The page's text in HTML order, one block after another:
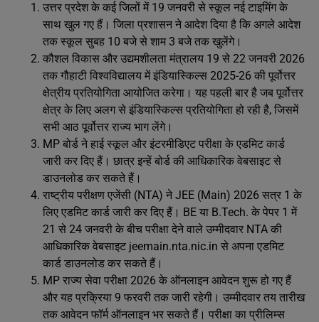
उत्तर प्रदेश के कई जिलों में 19 जनवरी से स्कूल नई टाइमिंग के
साथ खुल गए हैं। जिला प्रशासन ने आदेश दिया है कि अगले आदेश
तक स्कूल सुबह 10 बजे से शाम 3 बजे तक खुलेंगे।
कौशल विकास और उद्यमशीलता मंत्रालय 19 से 22 जनवरी 2026
तक गौहाटी विश्वविद्यालय में इंडियास्किल्स 2025-26 की पूर्वोत्तर
क्षेत्रीय प्रतियोगिता आयोजित करेगा। यह पहली बार है जब पूर्वोत्तर
क्षेत्र के लिए अलग से इंडियास्किल्स प्रतियोगिता हो रही है, जिसमें
सभी आठ पूर्वोत्तर राज्य भाग लेंगे।
MP बोर्ड ने हाई स्कूल और इंटरमीडिएट परीक्षा के एडमिट कार्ड
जारी कर दिए हैं। छात्र इन्हें बोर्ड की आधिकारिक वेबसाइट से
डाउनलोड कर सकते हैं।
राष्ट्रीय परीक्षण एजेंसी (NTA) ने JEE (Main) 2026 सत्र 1 के
लिए एडमिट कार्ड जारी कर दिए हैं। BE या B.Tech. के पेपर 1 में
21 से 24 जनवरी के बीच परीक्षा देने वाले उम्मीदवार NTA की
आधिकारिक वेबसाइट jeemain.nta.nic.in से अपना एडमिट
कार्ड डाउनलोड कर सकते हैं।
MP राज्य सेवा परीक्षा 2026 के ऑनलाइन आवेदन शुरू हो गए हैं
और यह प्रक्रिया 9 फरवरी तक जारी रहेगी। उम्मीदवार तय तारीख
तक आवेदन फॉर्म ऑनलाइन भर सकते हैं। परीक्षा का प्रीलिम्स